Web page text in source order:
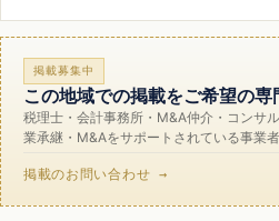
掲載募集中
この地域での掲載をご希望の専
税理士・会計事務所・M&A仲介・コンサ
業承継・M&Aをサポートされている事業
掲載のお問い合わせ →